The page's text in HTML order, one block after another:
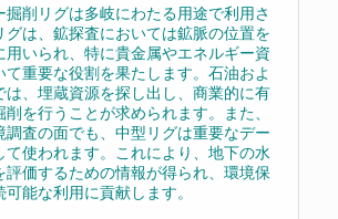
削リグは多岐にわたる用途で利用さ
グは、鉱探査においては鉱脈の位置を
用いられ、特に貴金属やエネルギー資
重要な役割を果たします。石油およ
は、埋蔵資源を探し出し、商業的に有
を行うことが求められます。また、
調査の面でも、中型リグは重要なデー
て使われます。これにより、地下の水
評価するための情報が得られ、環境保
能な利用に貢献します。